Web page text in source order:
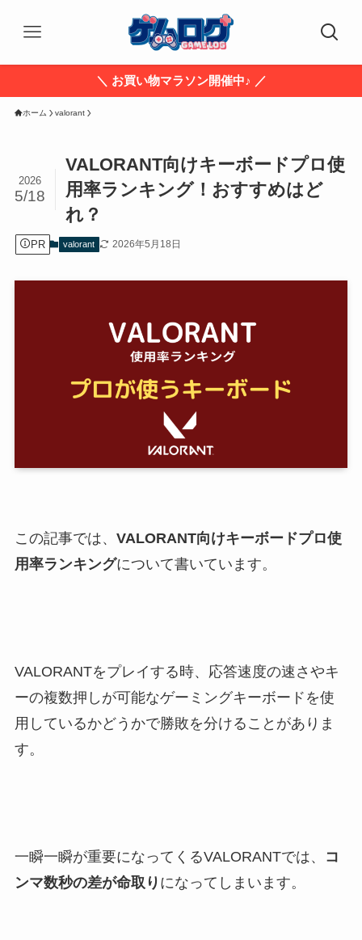
＼ お買い物マラソン開催中♪ ／
ホーム valorant
VALORANT向けキーボードプロ使
用率ランキング！おすすめはど
れ？
2026
5/18
PR valorant 2026年5月18日
この記事では、 VALORANT向けキーボードプロ使
用率ランキングについて書いています。
VALORANTをプレイする時、応答速度の速さやキ
ーの複数押しが可能なゲーミングキーボードを使
用しているかどうかで勝敗を分けることがありま
す。
一瞬一瞬が重要になってくるVALORANTでは、
コ
ンマ数秒の差が命取り になってしまいます。